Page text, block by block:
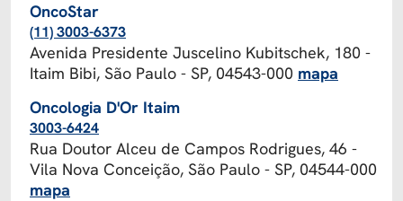
OncoStar
(11) 3003-6373
Avenida Presidente Juscelino Kubitschek, 180 -
Itaim Bibi, São Paulo - SP, 04543-000 mapa
Oncologia D'Or Itaim
3003-6424
Rua Doutor Alceu de Campos Rodrigues, 46 -
Vila Nova Conceição, São Paulo - SP, 04544-000
mapa